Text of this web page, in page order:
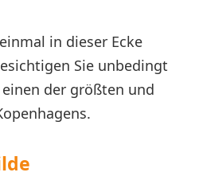
in dieser Ecke
Sie unbedingt
der größten und